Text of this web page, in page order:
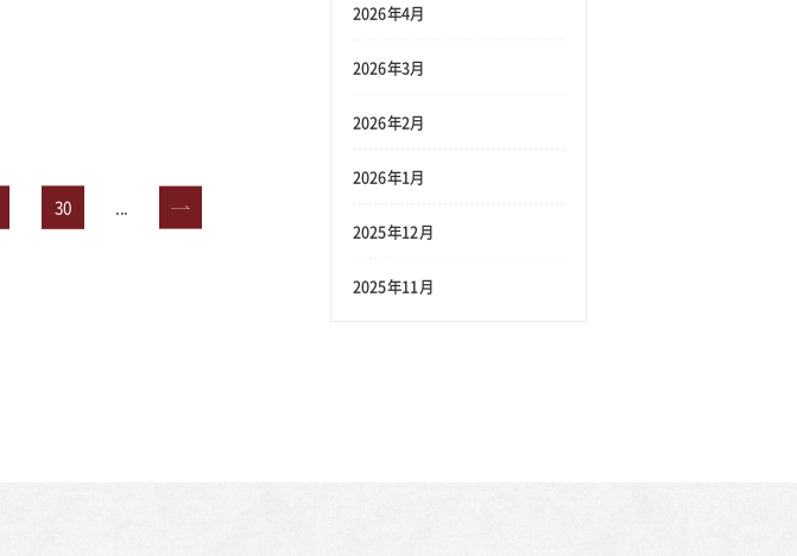
30 »
2026年4月
2026年3月
2026年2月
2026年1月
2025年12月
2025年11月